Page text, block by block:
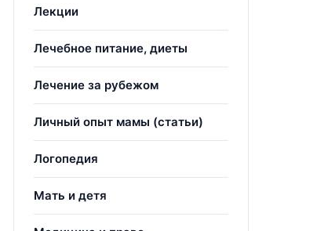
Лекции
Лечебное питание, диеты
Лечение за рубежом
Личный опыт мамы (статьи)
Логопедия
Мать и детя